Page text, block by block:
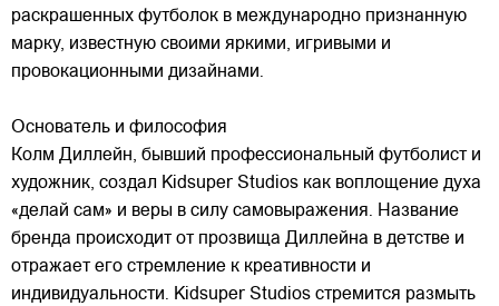
раскрашенных футболок в международно признанную
марку, известную своими яркими, игривыми и
провокационными дизайнами.
Основатель и философия
Колм Диллейн, бывший профессиональный футболист и
художник, создал Kidsuper Studios как воплощение духа
«делай сам» и веры в силу самовыражения. Название
бренда происходит от прозвища Диллейна в детстве и
отражает его стремление к креативности и
индивидуальности. Kidsuper Studios стремится размыть